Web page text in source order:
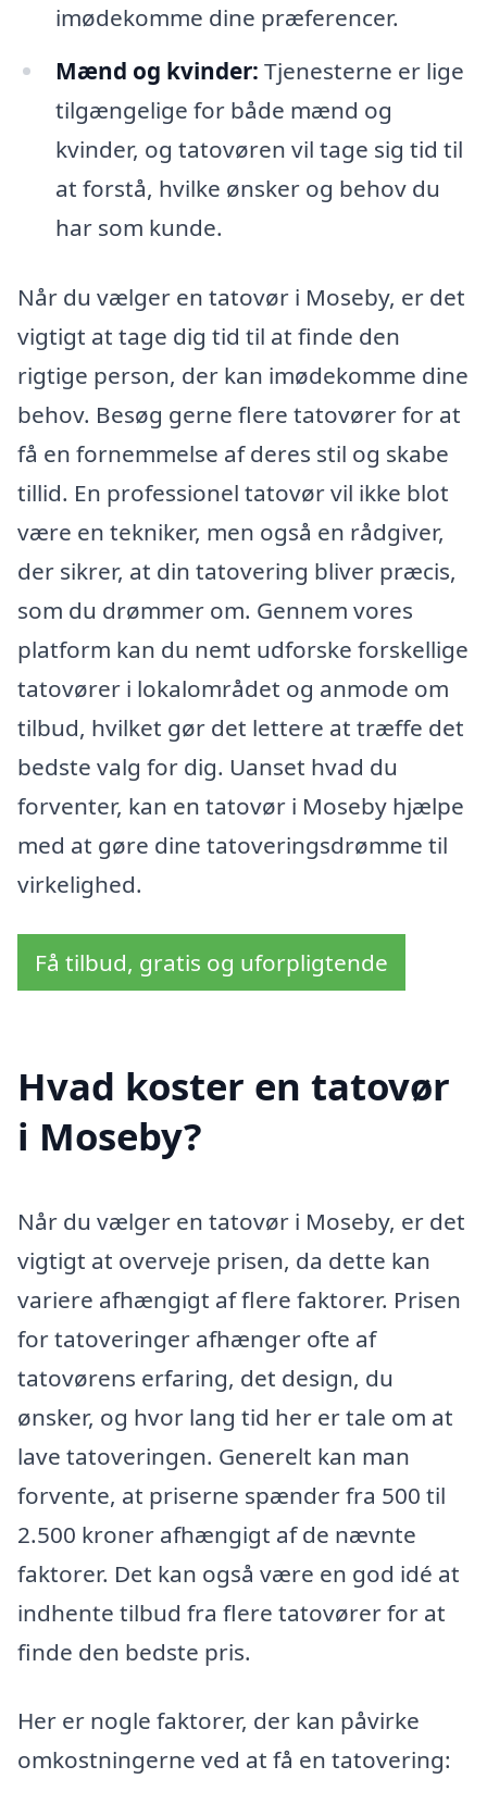
imødekomme dine præferencer.
Mænd og kvinder: Tjenesterne er lige
tilgængelige for både mænd og
kvinder, og tatovøren vil tage sig tid til
at forstå, hvilke ønsker og behov du
har som kunde.
Når du vælger en tatovør i Moseby, er det
vigtigt at tage dig tid til at finde den
rigtige person, der kan imødekomme dine
behov. Besøg gerne flere tatovører for at
få en fornemmelse af deres stil og skabe
tillid. En professionel tatovør vil ikke blot
være en tekniker, men også en rådgiver,
der sikrer, at din tatovering bliver præcis,
som du drømmer om. Gennem vores
platform kan du nemt udforske forskellige
tatovører i lokalområdet og anmode om
tilbud, hvilket gør det lettere at træffe det
bedste valg for dig. Uanset hvad du
forventer, kan en tatovør i Moseby hjælpe
med at gøre dine tatoveringsdrømme til
virkelighed.
Få tilbud, gratis og uforpligtende
Hvad koster en tatovør
i Moseby?
Når du vælger en tatovør i Moseby, er det
vigtigt at overveje prisen, da dette kan
variere afhængigt af flere faktorer. Prisen
for tatoveringer afhænger ofte af
tatovørens erfaring, det design, du
ønsker, og hvor lang tid her er tale om at
lave tatoveringen. Generelt kan man
forvente, at priserne spænder fra 500 til
2.500 kroner afhængigt af de nævnte
faktorer. Det kan også være en god idé at
indhente tilbud fra flere tatovører for at
finde den bedste pris.
Her er nogle faktorer, der kan påvirke
omkostningerne ved at få en tatovering: